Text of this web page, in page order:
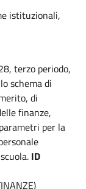
istituzionali,
terzo periodo,
schema di
di
finanze,
per la
ID